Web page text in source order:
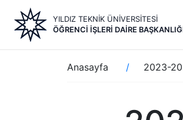
içeriğe
YILDIZ TEKNİK ÜNİVERSİTESİ
ÖĞRENCI İŞLERI DAIRE
Sayfa
yolu
Anasayfa 2023-